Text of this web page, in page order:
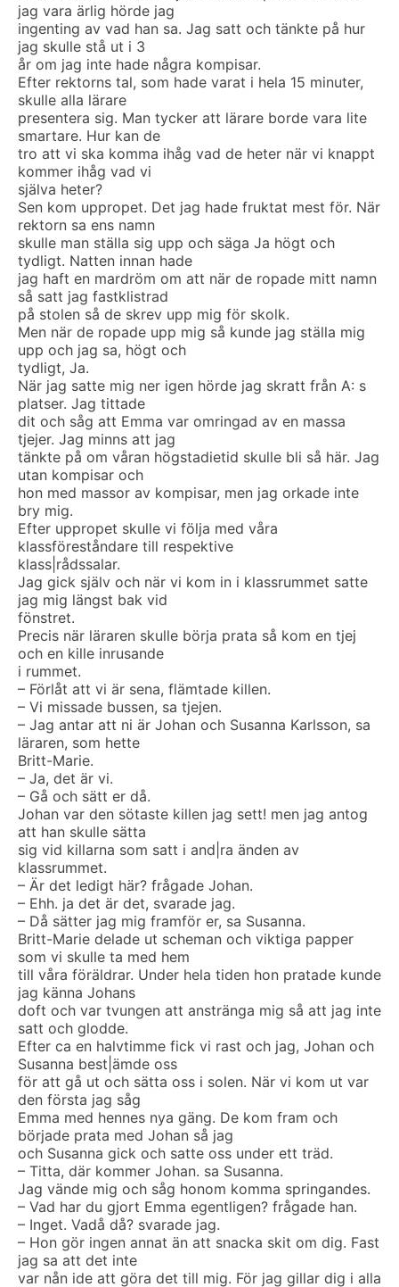
jag vara ärlig hörde jag
ingenting av vad han sa. Jag satt och tänkte på hur
jag skulle stå ut i 3
år om jag inte hade några kompisar.
Efter rektorns tal, som hade varat i hela 15 minuter,
skulle alla lärare
presentera sig. Man tycker att lärare borde vara lite
smartare. Hur kan de
tro att vi ska komma ihåg vad de heter när vi knappt
kommer ihåg vad vi
själva heter?
Sen kom uppropet. Det jag hade fruktat mest för. När
rektorn sa ens namn
skulle man ställa sig upp och säga Ja högt och
tydligt. Natten innan hade
jag haft en mardröm om att när de ropade mitt namn
så satt jag fastklistrad
på stolen så de skrev upp mig för skolk.
Men när de ropade upp mig så kunde jag ställa mig
upp och jag sa, högt och
tydligt, Ja.
När jag satte mig ner igen hörde jag skratt från A: s
platser. Jag tittade
dit och såg att Emma var omringad av en massa
tjejer. Jag minns att jag
tänkte på om våran högstadietid skulle bli så här. Jag
utan kompisar och
hon med massor av kompisar, men jag orkade inte
bry mig.
Efter uppropet skulle vi följa med våra
klassföreståndare till respektive
klass|rådssalar.
Jag gick själv och när vi kom in i klassrummet satte
jag mig längst bak vid
fönstret.
Precis när läraren skulle börja prata så kom en tjej
och en kille inrusande
i rummet.
– Förlåt att vi är sena, flämtade killen.
– Vi missade bussen, sa tjejen.
– Jag antar att ni är Johan och Susanna Karlsson, sa
läraren, som hette
Britt-Marie.
– Ja, det är vi.
– Gå och sätt er då.
Johan var den sötaste killen jag sett! men jag antog
att han skulle sätta
sig vid killarna som satt i and|ra änden av
klassrummet.
– Är det ledigt här? frågade Johan.
– Ehh. ja det är det, svarade jag.
– Då sätter jag mig framför er, sa Susanna.
Britt-Marie delade ut scheman och viktiga papper
som vi skulle ta med hem
till våra föräldrar. Under hela tiden hon pratade kunde
jag känna Johans
doft och var tvungen att anstränga mig så att jag inte
satt och glodde.
Efter ca en halvtimme fick vi rast och jag, Johan och
Susanna best|ämde oss
för att gå ut och sätta oss i solen. När vi kom ut var
den första jag såg
Emma med hennes nya gäng. De kom fram och
började prata med Johan så jag
och Susanna gick och satte oss under ett träd.
– Titta, där kommer Johan. sa Susanna.
Jag vände mig och såg honom komma springandes.
– Vad har du gjort Emma egentligen? frågade han.
– Inget. Vadå då? svarade jag.
– Hon gör ingen annat än att snacka skit om dig. Fast
jag sa att det inte
var nån ide att göra det till mig. För jag gillar dig i alla